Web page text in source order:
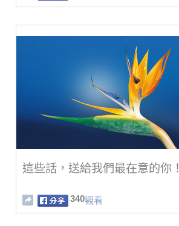
這些話，送給我們最在意的你！
340觀看